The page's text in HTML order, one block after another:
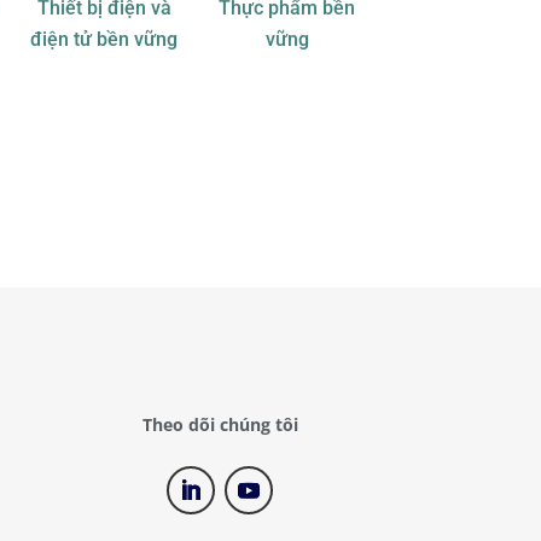
chất Per- và Polyfluoroalkyl)
Thử nghiệm PFAS và Tổng Flo
Thiết bị điện và
điện tử bền vững
Thực phẩm bền
vững
Theo dõi chúng tôi